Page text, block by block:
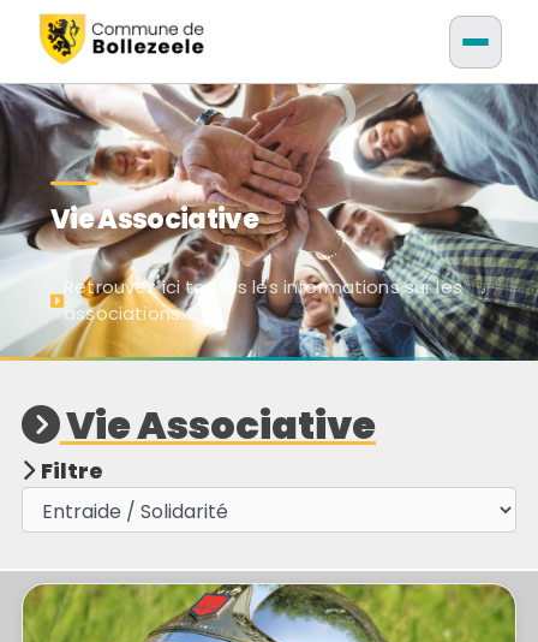
Vie Associative
Retrouvez ici toutes les informations sur les
associations...
Vie Associative
Filtre